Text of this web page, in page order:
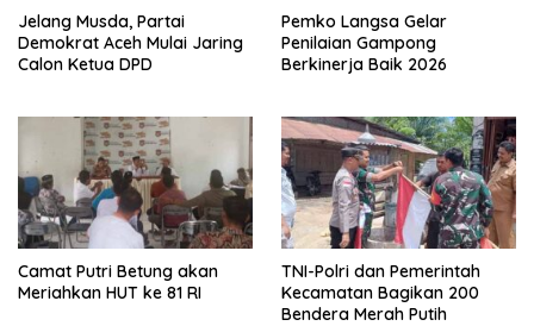
Jelang Musda, Partai
Demokrat Aceh Mulai Jaring
Calon Ketua DPD
Pemko Langsa Gelar
Penilaian Gampong
Berkinerja Baik 2026
Camat Putri Betung akan
Meriahkan HUT ke 81 RI
TNI-Polri dan Pemerintah
Kecamatan Bagikan 200
Bendera Merah Putih